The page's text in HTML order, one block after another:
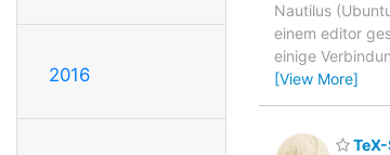
2016
Nautilus
einem editor
einige
[View More]